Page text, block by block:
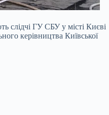
слідчі ГУ СБУ у місті Києві
керівництва Київської